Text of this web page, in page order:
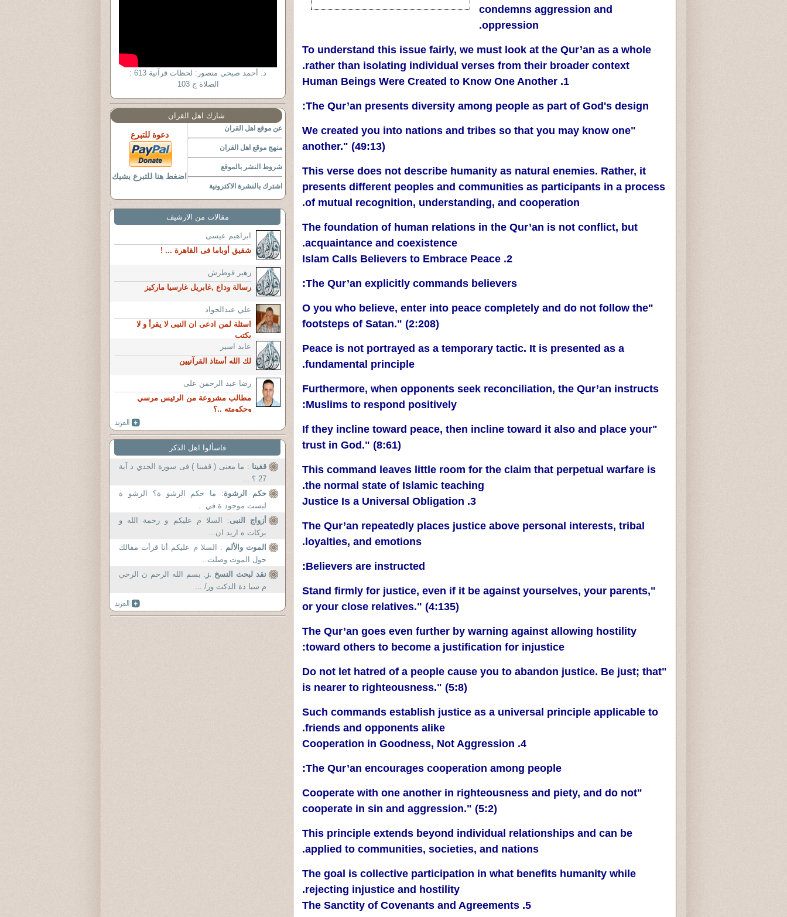
condemns aggression and
oppression.
To understand this issue fairly, we must look at the Qur’an as a whole
rather than isolating individual verses from their broader context.
1. Human Beings Were Created to Know One Another
The Qur’an presents diversity among people as part of God's design:
"We created you into nations and tribes so that you may know one
another." (49:13)
This verse does not describe humanity as natural enemies. Rather, it
presents different peoples and communities as participants in a process
of mutual recognition, understanding, and cooperation.
The foundation of human relations in the Qur’an is not conflict, but
acquaintance and coexistence.
2. Islam Calls Believers to Embrace Peace
The Qur’an explicitly commands believers:
"O you who believe, enter into peace completely and do not follow the
footsteps of Satan." (2:208)
Peace is not portrayed as a temporary tactic. It is presented as a
fundamental principle.
Furthermore, when opponents seek reconciliation, the Qur’an instructs
Muslims to respond positively:
"If they incline toward peace, then incline toward it also and place your
trust in God." (8:61)
This command leaves little room for the claim that perpetual warfare is
the normal state of Islamic teaching.
3. Justice Is a Universal Obligation
The Qur’an repeatedly places justice above personal interests, tribal
loyalties, and emotions.
Believers are instructed:
"Stand firmly for justice, even if it be against yourselves, your parents,
or your close relatives." (4:135)
The Qur’an goes even further by warning against allowing hostility
toward others to become a justification for injustice:
"Do not let hatred of a people cause you to abandon justice. Be just; that
is nearer to righteousness." (5:8)
Such commands establish justice as a universal principle applicable to
friends and opponents alike.
4. Cooperation in Goodness, Not Aggression
The Qur’an encourages cooperation among people:
"Cooperate with one another in righteousness and piety, and do not
cooperate in sin and aggression." (5:2)
This principle extends beyond individual relationships and can be
applied to communities, societies, and nations.
The goal is collective participation in what benefits humanity while
rejecting injustice and hostility.
5. The Sanctity of Covenants and Agreements
د. أحمد صبحى منصور: لحظات قرآنية 613 :
الصلاة ج 103
شارك اهل القران
عن موقع اهل القران
منهج موقع اهل القران
شروط النشر بالموقع
اشترك بالنشرة الاكترونية
دعوة للتبرع
اضغط هنا للتبرع بشيك
مقالات من الارشيف
ابراهيم عيسى
شقيق أوباما فى القاهرة ... !
زهير قوطرش
رسالة وداع ,غابريل غارسيا ماركيز
علي عبدالجواد
اسئلة لمن ادعى ان النبى لا يقرأ و لا
يكتب
عابد اسير
لك الله أستاذ القرآنيين
رضا عبد الرحمن على
مطالب مشروعة من الرئيس مرسي
وحكومته ..؟
فاسألوا اهل الذكر
قفينا : ما معنى ( قفينا ) فى سورة الحدي د آية
27 ؟ ...
حكم الرشوة: ما حكم الرشو ة؟ الرشو ة
ليست موجود ة في...
أزواج النبى: السلا م عليكم و رحمة الله و
بركات ه اريد ان...
الموت والألم : السلا م عليكم أنا قرأت مقالك
حول الموت وصلت...
نقد لبحث النسخ .ز : بسم الله الرحم ن الرحي
م سيا دة الدكت ور/ ...